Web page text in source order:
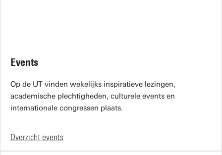
Events
Op de UT vinden wekelijks inspiratieve lezingen,
academische plechtigheden, culturele events en
internationale congressen plaats.
Overzicht events